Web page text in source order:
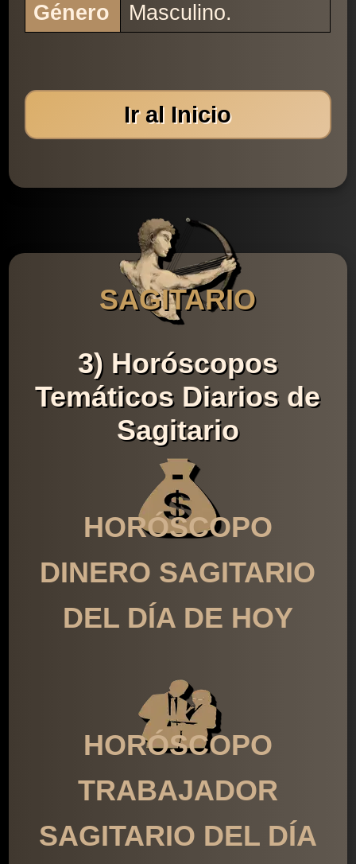
Género
Masculino.
Ir al Inicio
SAGITARIO
3) Horóscopos
Temáticos Diarios de
Sagitario
HORÓSCOPO
DINERO SAGITARIO
DEL DÍA DE HOY
HORÓSCOPO
TRABAJADOR
SAGITARIO DEL DÍA